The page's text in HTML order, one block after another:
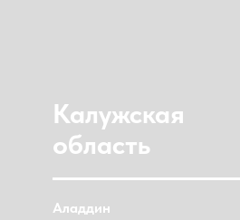
Калужская
область
Аладдин